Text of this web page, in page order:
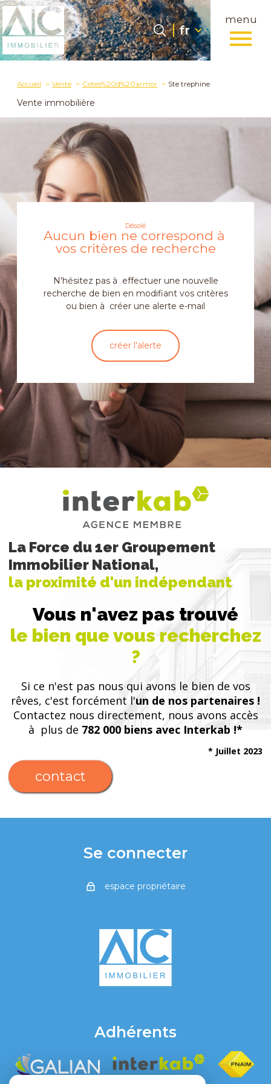
menu
Langue
fr
Accueil 0 Langue
fr
Accueil Vente Cotes%20d%20armor Ste trephine
Vente immobilière
Désolé
Aucun bien ne correspond à
vos critères de recherche
N'hésitez pas à effectuer une nouvelle
recherche de bien en modifiant vos critères
ou bien à créer une alerte e-mail
créer l'alerte
La Force du 1er Groupement
Immobilier National,
la proximité d'un indépendant
Vous n'avez pas trouvé
le bien que vous recherchez
?
Si ce n'est pas nous qui avons le bien de vos
rêves, c'est forcément l'un de nos partenaires !
Contactez nous directement, nous avons accès
à plus de 782 000 biens avec Interkab !*
contact
* Juillet 2023
Se connecter
espace propriétaire
Adhérents